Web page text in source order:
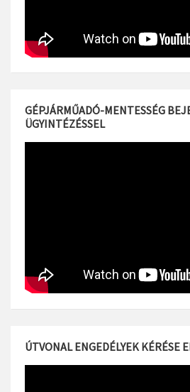
GÉPJÁRMŰADÓ-MENTESSÉG
ÜGYINTÉZÉSSEL
ÚTVONAL ENGEDÉLYEK KÉRÉSE